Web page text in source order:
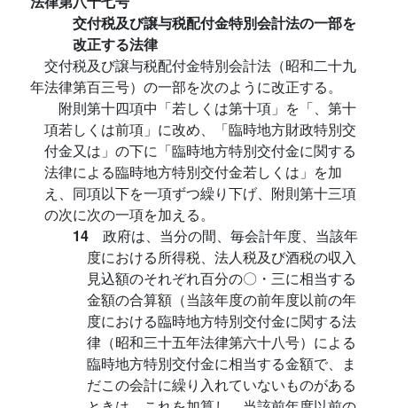
交付税及び譲与税配付金特別会計法の一部を
改正する法律
交付税及び譲与税配付金特別会計法（昭和二十九
年法律第百三号）の一部を次のように改正する。
附則第十四項中「若しくは第十項」を「、第十
項若しくは前項」に改め、「臨時地方財政特別交
付金又は」の下に「臨時地方特別交付金に関する
法律による臨時地方特別交付金若しくは」を加
え、同項以下を一項ずつ繰り下げ、附則第十三項
の次に次の一項を加える。
14 政府は、当分の間、毎会計年度、当該年
度における所得税、法人税及び酒税の収入
見込額のそれぞれ百分の〇・三に相当する
金額の合算額（当該年度の前年度以前の年
度における臨時地方特別交付金に関する法
律（昭和三十五年法律第六十八号）による
臨時地方特別交付金に相当する金額で、ま
だこの会計に繰り入れていないものがある